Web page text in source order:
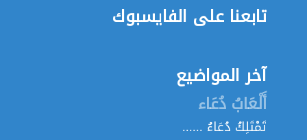
تابعنا على الفايسبوك
آخر المواضيع
أَلْعَابُ دُعَاء
تَمْتَلِكُ دُعَاءُ ......